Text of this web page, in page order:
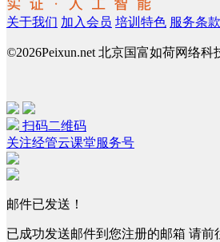
关于我们 加入会员 培训特色 服务条款
©2026Peixun.net 北京国富如荷网络
扫码二维码
关注经管云课堂服务号
邮件已发送！
已成功发送邮件到您注册的邮箱 请